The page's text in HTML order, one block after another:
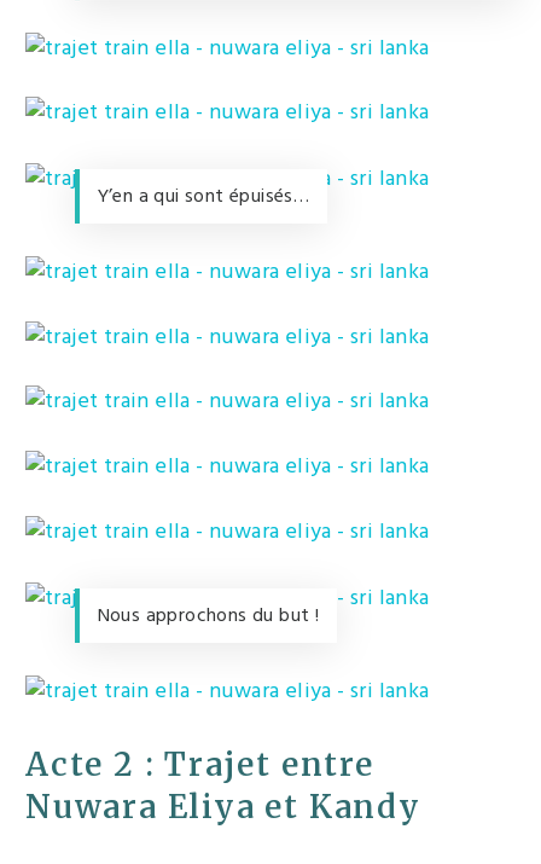
Y’en a qui sont épuisés…
Nous approchons du but !
Acte 2 : Trajet entre
Nuwara Eliya et Kandy